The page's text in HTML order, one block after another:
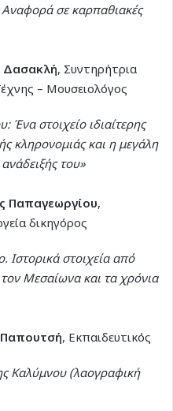
Αναφορά σε καρπαθιακές
Δασακλή, Συντηρήτρια
– Μουσειολόγος
στοιχείο ιδιαίτερης
κληρονομιάς και η μεγάλη
του»
Παπαγεωργίου,
δικηγόρος
Ιστορικά στοιχεία από
Μεσαίωνα και τα χρόνια
, Εκπαιδευτικός
Καλύμνου (λαογραφική